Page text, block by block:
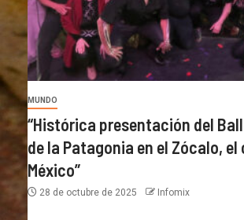
MUNDO
“Histórica presentación del
de la Patagonia en el Zócalo, el
México”
28 de octubre de 2025 Infomix